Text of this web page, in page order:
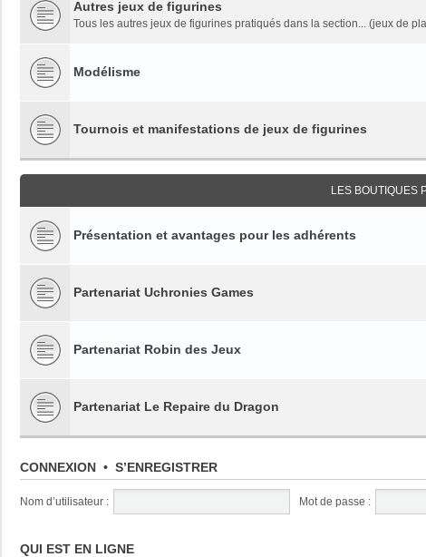
Autres jeux de figurines
Tous les autres jeux de figurines pratiqués dans la section... (jeux de
Modélisme
Tournois et manifestations de jeux de figurines
LES BOUTIQUES
Présentation et avantages pour les adhérents
Partenariat Uchronies Games
Partenariat Robin des Jeux
Partenariat Le Repaire du Dragon
CONNEXION • S’ENREGISTRER
Nom d’utilisateur : Mot de passe :
QUI EST EN LIGNE